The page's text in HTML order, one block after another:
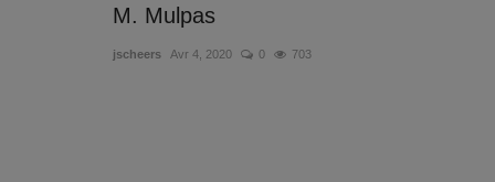
M. Mulpas
jscheers Avr 4, 2020 0 703